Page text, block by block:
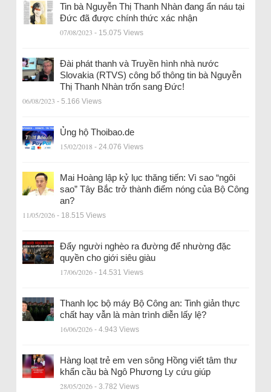
Tin bà Nguyễn Thị Thanh Nhàn đang ẩn náu tại
Đức đã được chính thức xác nhận
07/08/2023 - 15.075 Views
Đài phát thanh và Truyền hình nhà nước
Slovakia (RTVS) công bố thông tin bà Nguyễn
Thị Thanh Nhàn trốn sang Đức!
06/08/2023 - 5.166 Views
Ủng hộ Thoibao.de
15/02/2018 - 24.076 Views
Mai Hoàng lập kỷ lục thăng tiến: Vì sao “ngôi
sao” Tây Bắc trở thành điểm nóng của Bộ Công
an?
11/05/2026 - 18.515 Views
Đẩy người nghèo ra đường để nhường đặc
quyền cho giới siêu giàu
17/06/2026 - 14.531 Views
Thanh lọc bộ máy Bộ Công an: Tinh giản thực
chất hay vẫn là màn trình diễn lấy lệ?
16/06/2026 - 4.943 Views
Hàng loạt trẻ em ven sông Hồng viết tâm thư
khẩn cầu bà Ngô Phương Ly cứu giúp
28/05/2026 - 3.782 Views